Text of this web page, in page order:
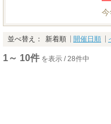
並べ替え： 新着順 開催日順
1～ 10件 を表示 / 28件中